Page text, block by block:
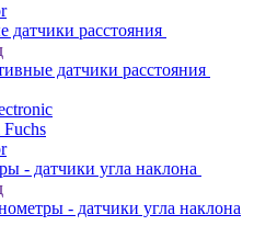
датчики расстояния
датчики расстояния
Fuchs
- датчики угла наклона
- датчики угла наклона